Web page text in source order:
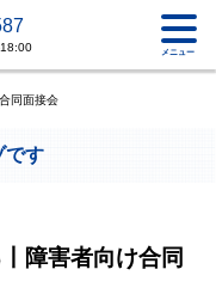
メニュー
同面接会
です
障害者向け合同